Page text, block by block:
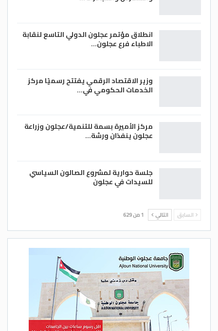
انطلاق مؤتمر عجلون الدولي التاسع لنقابة
الاطباء فرع عجلون…
وزير الاقتصاد الرقمي يفتتح رسميًا مركز
الخدمات الحكومي في…
مركز الأميرة بسمة للتنمية/عجلون وزراعة
عجلون ينفذان ورشة…
جلسة حوارية لمشروع الصالون السياسي
للسيدات في عجلون
السابق التالي 1 من 629